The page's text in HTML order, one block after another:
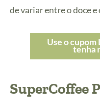
de variar entre o doce e
Use o cupom
tenha
SuperCoffee